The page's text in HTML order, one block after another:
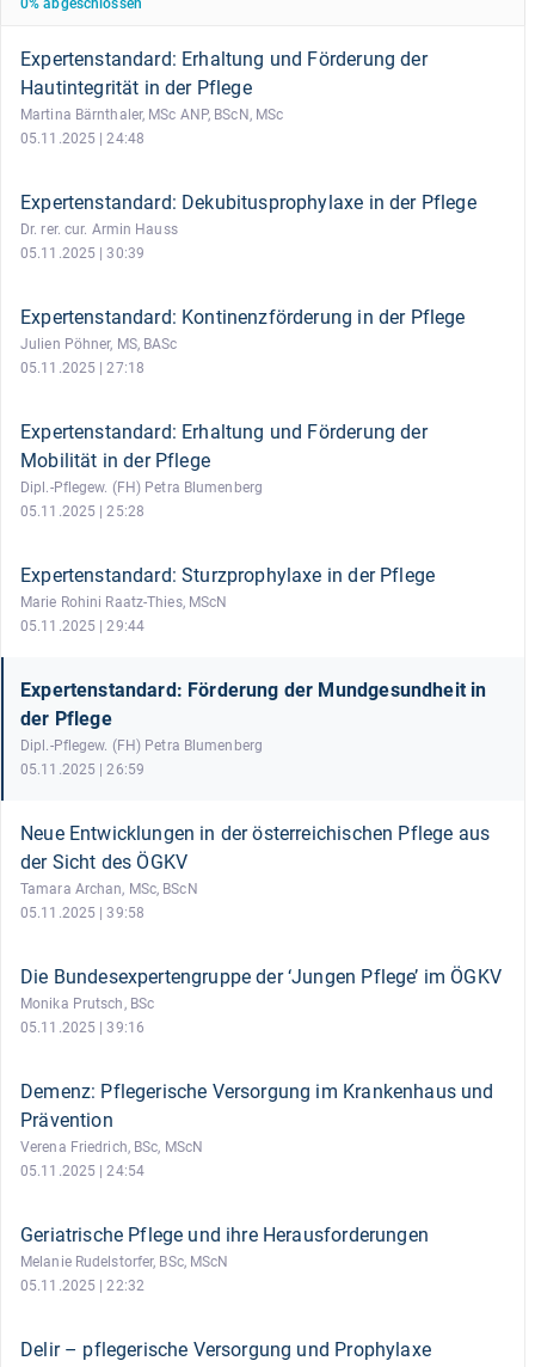
0% abgeschlossen
Expertenstandard: Erhaltung und Förderung der
Hautintegrität in der Pflege
Martina Bärnthaler, MSc ANP, BScN, MSc
05.11.2025 | 24:48
Expertenstandard: Dekubitusprophylaxe in der Pflege
Dr. rer. cur. Armin Hauss
05.11.2025 | 30:39
Expertenstandard: Kontinenzförderung in der Pflege
Julien Pöhner, MS, BASc
05.11.2025 | 27:18
Expertenstandard: Erhaltung und Förderung der
Mobilität in der Pflege
Dipl.-Pflegew. (FH) Petra Blumenberg
05.11.2025 | 25:28
Expertenstandard: Sturzprophylaxe in der Pflege
Marie Rohini Raatz-Thies, MScN
05.11.2025 | 29:44
Expertenstandard: Förderung der Mundgesundheit in
der Pflege
Dipl.-Pflegew. (FH) Petra Blumenberg
05.11.2025 | 26:59
Neue Entwicklungen in der österreichischen Pflege aus
der Sicht des ÖGKV
Tamara Archan, MSc, BScN
05.11.2025 | 39:58
Die Bundesexpertengruppe der ‘Jungen Pflege’ im ÖGKV
Monika Prutsch, BSc
05.11.2025 | 39:16
Demenz: Pflegerische Versorgung im Krankenhaus und
Prävention
Verena Friedrich, BSc, MScN
05.11.2025 | 24:54
Geriatrische Pflege und ihre Herausforderungen
Melanie Rudelstorfer, BSc, MScN
05.11.2025 | 22:32
Delir – pflegerische Versorgung und Prophylaxe